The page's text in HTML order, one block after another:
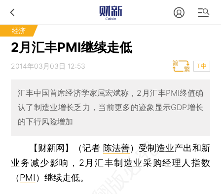
经济
2月汇丰PMI继续走低
2014年03月03日 12:53 T中
汇丰中国首席经济学家屈宏斌称，2月汇丰PMI终值确
认了制造业增长乏力，当前更多的迹象显示GDP增长
的下行风险增加
【财新网】（记者 陈法善） 受制造业产出和新
业务减少影响，2月汇丰制造业采购经理人指数
（PMI ）继续走低。